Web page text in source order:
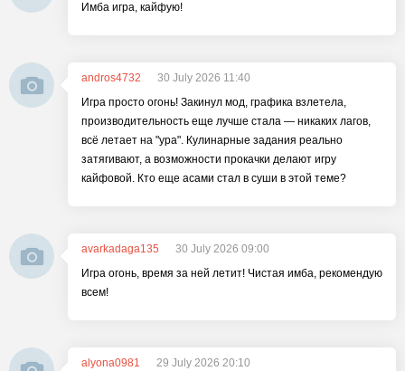
Имба игра, кайфую!
andros4732
30 July 2026 11:40
Игра просто огонь! Закинул мод, графика взлетела,
производительность еще лучше стала — никаких лагов,
всё летает на "ура". Кулинарные задания реально
затягивают, а возможности прокачки делают игру
кайфовой. Кто еще асами стал в суши в этой теме?
avarkadaga135
30 July 2026 09:00
Игра огонь, время за ней летит! Чистая имба, рекомендую
всем!
alyona0981
29 July 2026 20:10